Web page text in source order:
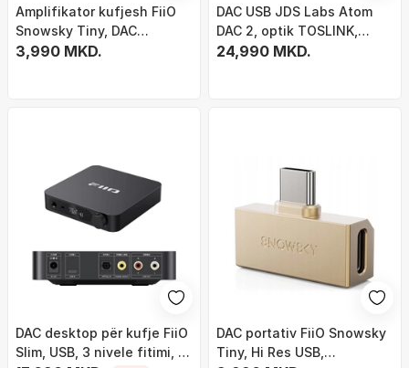
Amplifikator kufjesh FiiO
Snowsky Tiny, DAC
portabël Hi Res, PCM
3,990 MKD.
DAC USB JDS Labs Atom
DAC 2, optik TOSLINK,
përforcues kufjesh, i zi
24,990 MKD.
DAC desktop për kufje FiiO
Slim, USB, 3 nivele fitimi, i
DAC portativ FiiO Snowsky
Tiny, Hi Res USB,